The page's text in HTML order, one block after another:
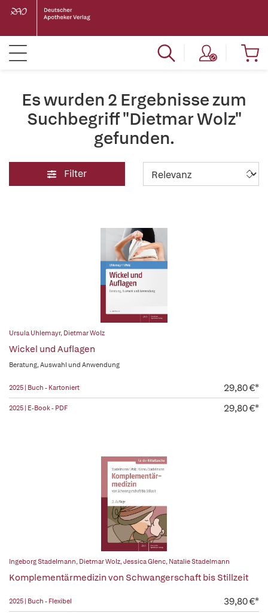
Es wurden 2 Ergebnisse zum
Suchbegriff "Dietmar Wolz"
gefunden.
Filter
Ursula Uhlemayr, Dietmar Wolz
Wickel und Auflagen
Beratung, Auswahl und Anwendung
2025 | Buch - Kartoniert 29,80 €*
2025 | E-Book - PDF 29,80 €*
Ingeborg Stadelmann, Dietmar Wolz,Jessica Glenc, Natalie Stadelmann
Komplementärmedizin von Schwangerschaft bis Stillzeit
2025 | Buch - Flexibel 39,80 €*